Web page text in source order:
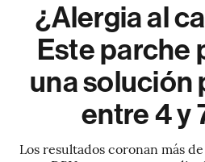
¿Alergia al
Este parche
una solución
entre 4 y
Los resultados coronan más